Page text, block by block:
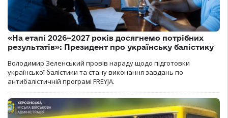
«На етапі 2026–2027 років досягнемо потрібних
результатів»: Президент про українську балістику
Володимир Зеленський провів нараду щодо підготовки
української балістики та стану виконання завдань по
антибалістичній програмі FREYJA.